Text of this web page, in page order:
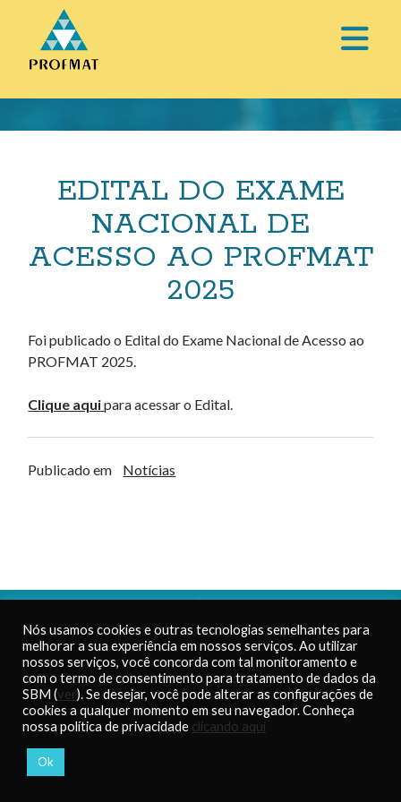
EDITAL DO EXAME
NACIONAL DE
ACESSO AO PROFMAT
2025
Foi publicado o Edital do Exame Nacional de Acesso ao
PROFMAT 2025.
Clique aquipara acessar o Edital.
Publicado em Notícias
Brasileira de Matemática
CNPJ: 42.180.794/0001-62
Inscrição Estadual:
86.125.366
Telefone:(21) 2391-8072
E-mail:
Acessos a essa página:
14011
(desde 01/12/2021)
Nós usamos cookies e outras tecnologias semelhantes para
melhorar a sua experiência em nossos serviços. Ao utilizar
nossos serviços, você concorda com tal monitoramento e
com o termo de consentimento para tratamento de dados da
SBM (ver). Se desejar, você pode alterar as configurações de
cookies a qualquer momento em seu navegador. Conheça
nossa política de privacidade clicando aqui
Ok